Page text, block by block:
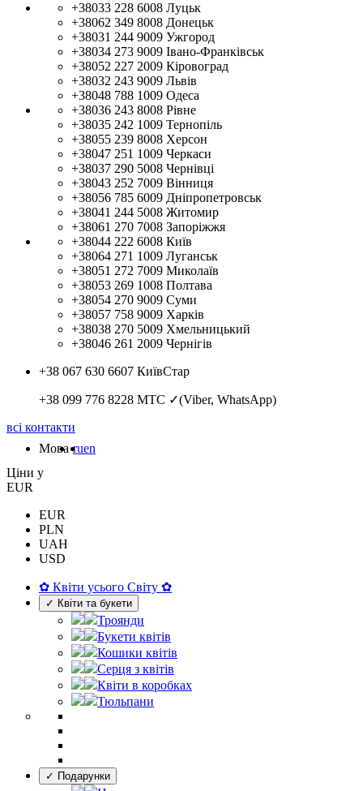
+38033 228 6008 Луцьк
+38062 349 8008 Донецьк
+38031 244 9009 Ужгород
+38034 273 9009 Івано-Франківськ
+38052 227 2009 Кіровоград
+38032 243 9009 Львів
+38048 788 1009 Одеса
+38036 243 8008 Рівне
+38035 242 1009 Тернопіль
+38055 239 8008 Херсон
+38047 251 1009 Черкаси
+38037 290 5008 Чернівці
+38043 252 7009 Вінниця
+38056 785 6009 Дніпропетровськ
+38041 244 5008 Житомир
+38061 270 7008 Запоріжжя
+38044 222 6008 Київ
+38064 271 1009 Луганськ
+38051 272 7009 Миколаїв
+38053 269 1008 Полтава
+38054 270 9009 Суми
+38057 758 9009 Харків
+38038 270 5009 Хмельницький
+38046 261 2009 Чернігів
+38 067 630 6607 КиївСтар
+38 099 776 8228 МТС ✓(Viber, WhatsApp)
всі контакти
Мова ruen
Цiни у
EUR
EUR
PLN
UAH
USD
✿ Квіти усього Світу ✿
✓ Квіти та букети
Троянди
Букети квітів
Кошики квітів
Серця з квітів
Квіти в коробках
Тюльпани
✓ Подарунки